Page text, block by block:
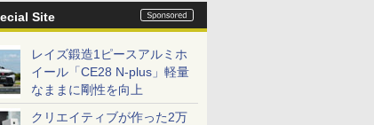
Site
レイズ鍛造1ピースアルミホ
イール「CE28 N-plus」軽量
なままに剛性を向上
クリエイティブが作った2万